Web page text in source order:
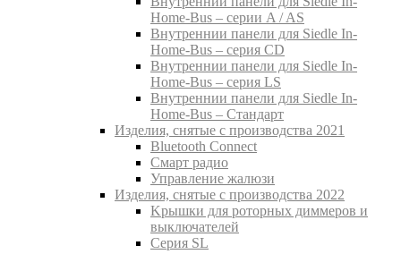
Home-Bus – серии A / AS
Внутреннии панели для Siedle In-
Home-Bus – серия CD
Внутреннии панели для Siedle In-
Home-Bus – серия LS
Внутреннии панели для Siedle In-
Home-Bus – Стандарт
Изделия, снятые с производства 2021
Bluetooth Connect
Смарт радио
Управление жалюзи
Изделия, снятые с производства 2022
Kрышки для роторных диммеров и
выключателей
Серия SL